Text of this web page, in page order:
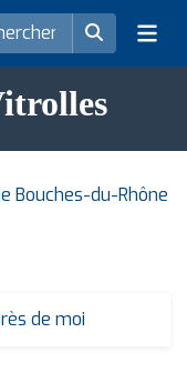
Bouches-du-Rhône
de moi